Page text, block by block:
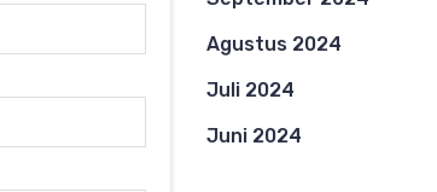
Agustus 2024
Juli 2024
Juni 2024